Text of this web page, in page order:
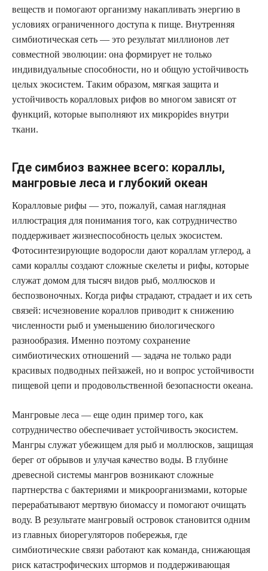
веществ и помогают организму накапливать энергию в
условиях ограниченного доступа к пище. Внутренняя
симбиотическая сеть — это результат миллионов лет
совместной эволюции: она формирует не только
индивидуальные способности, но и общую устойчивость
целых экосистем. Таким образом, мягкая защита и
устойчивость коралловых рифов во многом зависят от
функций, которые выполняют их микрорides внутри
ткани.
Где симбиоз важнее всего: кораллы,
мангровые леса и глубокий океан
Коралловые рифы — это, пожалуй, самая наглядная
иллюстрация для понимания того, как сотрудничество
поддерживает жизнеспособность целых экосистем.
Фотосинтезирующие водоросли дают кораллам углерод, а
сами кораллы создают сложные скелеты и рифы, которые
служат домом для тысяч видов рыб, моллюсков и
беспозвоночных. Когда рифы страдают, страдает и их сеть
связей: исчезновение кораллов приводит к снижению
численности рыб и уменьшению биологического
разнообразия. Именно поэтому сохранение
симбиотических отношений — задача не только ради
красивых подводных пейзажей, но и вопрос устойчивости
пищевой цепи и продовольственной безопасности океана.
Мангровые леса — еще один пример того, как
сотрудничество обеспечивает устойчивость экосистем.
Мангры служат убежищем для рыб и моллюсков, защищая
берег от обрывов и улучая качество воды. В глубине
древесной системы мангров возникают сложные
партнерства с бактериями и микроорганизмами, которые
перерабатывают мертвую биомассу и помогают очищать
воду. В результате мангровый островок становится одним
из главных биорегуляторов побережья, где
симбиотические связи работают как команда, снижающая
риск катастрофических штормов и поддерживающая